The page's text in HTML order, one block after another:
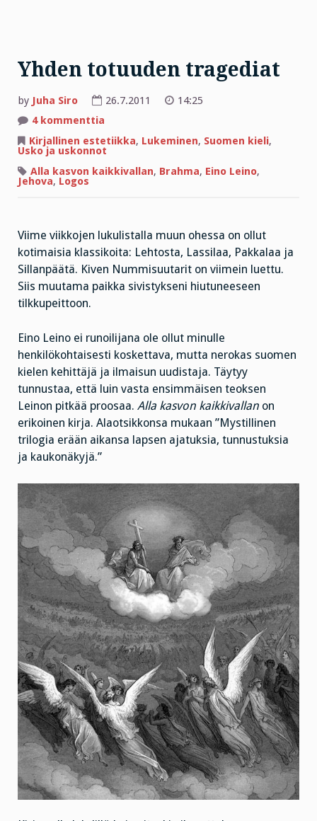
Yhden totuuden tragediat
by Juha Siro 26.7.2011
14:25
4 kommenttia
totuuden
tragediat
Kirjallinen estetiikka, Lukeminen, Suomen kieli,
Usko ja uskonnot
Alla kasvon kaikkivallan, Brahma, Eino Leino,
Jehova, Logos
Viime viikkojen lukulistalla muun ohessa on ollut
kotimaisia klassikoita: Lehtosta, Lassilaa, Pakkalaa ja
Sillanpäätä. Kiven Nummisuutarit on viimein luettu.
Siis muutama paikka sivistykseni hiutuneeseen
tilkkupeittoon.
Eino Leino ei runoilijana ole ollut minulle
henkilökohtaisesti koskettava, mutta nerokas suomen
kielen kehittäjä ja ilmaisun uudistaja. Täytyy
tunnustaa, että luin vasta ensimmäisen teoksen
Leinon pitkää proosaa. Alla kasvon kaikkivallan on
erikoinen kirja. Alaotsikkonsa mukaan ”Mystillinen
trilogia erään aikansa lapsen ajatuksia, tunnustuksia
ja kaukonäkyjä.”